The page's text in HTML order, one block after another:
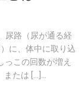
尿路（尿が通る経
に、体中に取り込
この回数が増え
たは […]...